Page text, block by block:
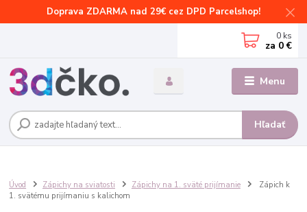
Doprava ZDARMA nad 29€ cez DPD Parcelshop!
Menu
Hľadať
0 ks
za 0 €
Úvod Zápichy na sviatosti Zápichy na 1. sväté prijímanie
Zápich k
1. svätému prijímaniu s kalichom